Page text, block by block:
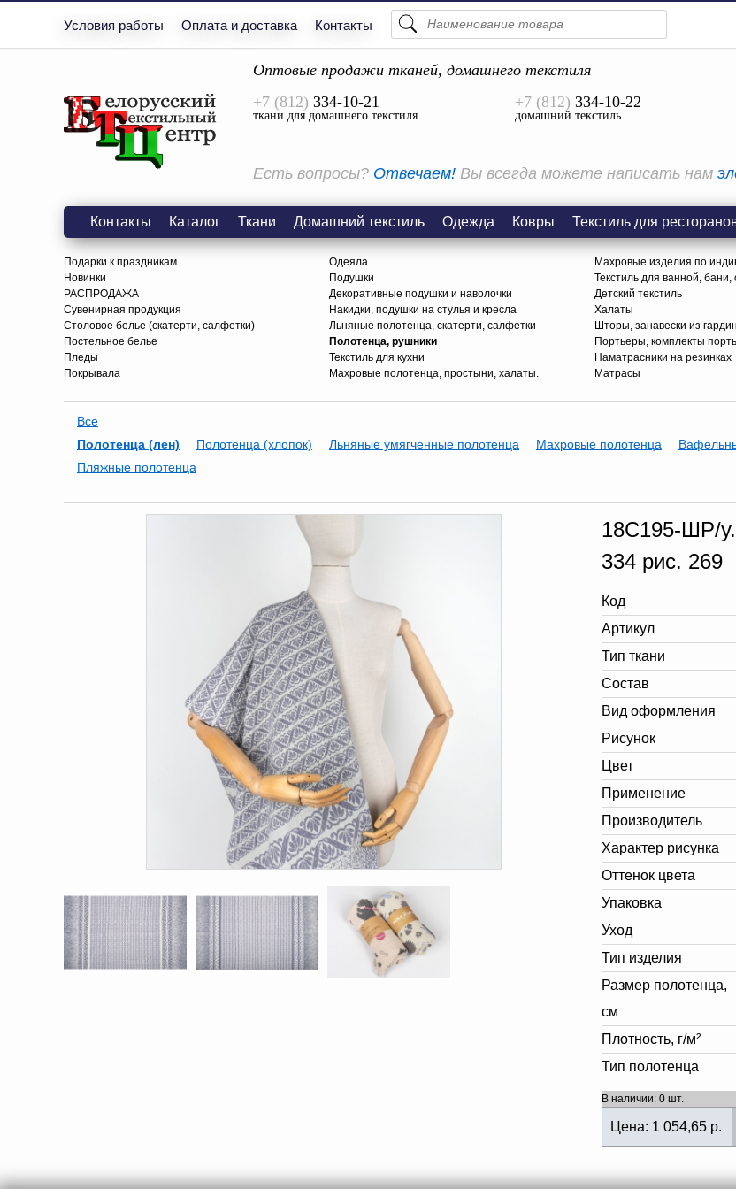
Условия работы Оплата и доставка Контакты
Просмотреть Все
Оптовые продажи тканей, домашнего текстиля
+7 (812) 334-10-21
ткани для домашнего текстиля
+7 (812) 334-10-22
домашний текстиль
Есть вопросы? Отвечаем! Вы всегда можете написать нам
Контакты Каталог Ткани Домашний текстиль Одежда Ковры Текстиль для
Подарки к праздникам
Новинки
РАСПРОДАЖА
Сувенирная продукция
Столовое белье (скатерти, салфетки)
Постельное белье
Пледы
Покрывала
Одеяла
Подушки
Декоративные подушки и наволочки
Накидки, подушки на стулья и кресла
Льняные полотенца, скатерти, салфетки
Полотенца, рушники
Текстиль для кухни
Махровые полотенца, простыни, халаты.
Махровые изделия по
Текстиль для ванной, бани,
Детский текстиль
Халаты
Шторы, занавески из
Портьеры, комплекты
Наматрасники на резинках
Матрасы
Все
Полотенца (лен)
Полотенца (хлопок) Льняные умягченные полотенца Махровые полотенца
Пляжные полотенца
18С195-ШР/
334 рис. 269
Код
Артикул
Тип ткани
Состав
Вид оформления
Рисунок
Цвет
Применение
Производитель
Характер рисунка
Оттенок цвета
Упаковка
Уход
Тип изделия
Размер полотенца,
см
Плотность, г/м²
Тип полотенца
В наличии: 0 шт.
Цена: 1 054,65 р.